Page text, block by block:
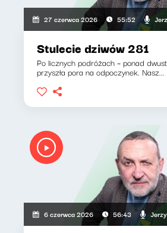
27 czerwca 2026 55:52
Stulecie dziwów 281
Po licznych podróżach – ponad
przyszła pora na odpoczynek. Nasz...
6 czerwca 2026 56:43